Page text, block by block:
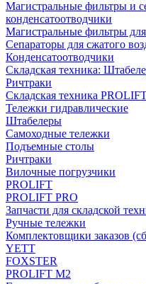
Магистральные фильтры и
конденсатоотводчики
Магистральные фильтры
Сепараторы для сжатого
Конденсатоотводчики
Складская техника:
Ричтраки
Складская техника
Тележки гидравлические
Штабелеры
Самоходные тележки
Подъемные столы
Ричтраки
Вилочные погрузчики
PROLIFT
PROLIFT PRO
Запчасти для складской
Ручные тележки
Комплектовщики заказов
YETT
FOXSTER
PROLIFT M2